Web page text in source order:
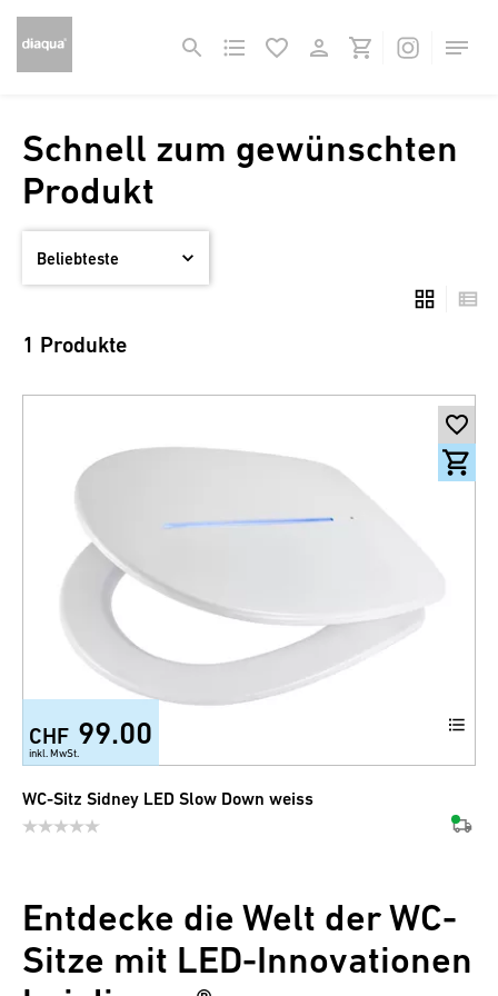
Schnell zum gewünschten
Produkt
1 Produkte
CHF 99.00
inkl. MwSt.
WC-Sitz Sidney LED Slow Down weiss
Entdecke die Welt der WC-
Sitze mit LED-Innovationen